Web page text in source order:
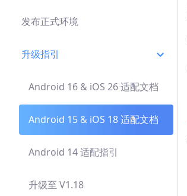
发布正式环境
升级指引
Android 16 & iOS 26 适配文档
Android 15 & iOS 18 适配文档
Android 14 适配指引
升级至 V1.18